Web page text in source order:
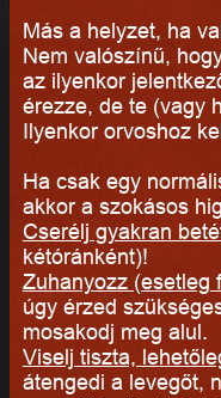
Más a helyzet, ha
Nem valószínű,
az ilyenkor
érezze, de te (vagy
Ilyenkor orvoshoz
Ha csak egy
akkor a szokásos
Cserélj gyakran
kétóránként)!
Zuhanyozz (esetleg
úgy érzed
mosakodj meg alul.
Viselj tiszta,
átengedi a levegőt,